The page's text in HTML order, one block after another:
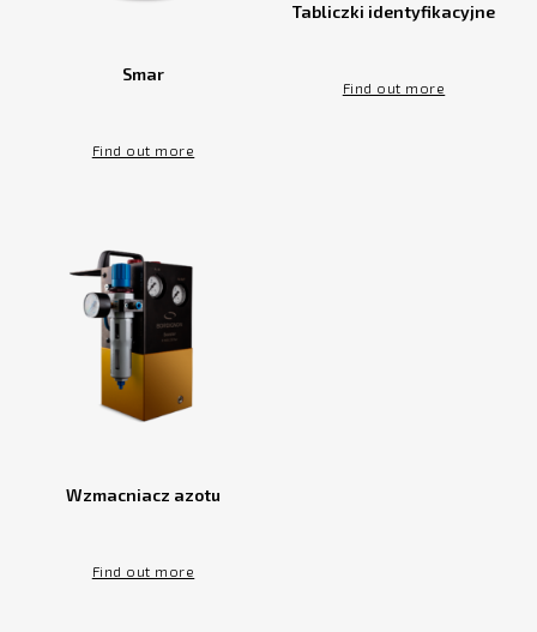
Smar
Find out more
Tabliczki identyfikacyjne
Find out more
Wzmacniacz azotu
Find out more